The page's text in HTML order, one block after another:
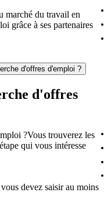
marché du travail en
grâce à ses partenaires
d'offres d'emploi ?
d'offres
?Vous trouverez les
qui vous intéresse
devez saisir au moins